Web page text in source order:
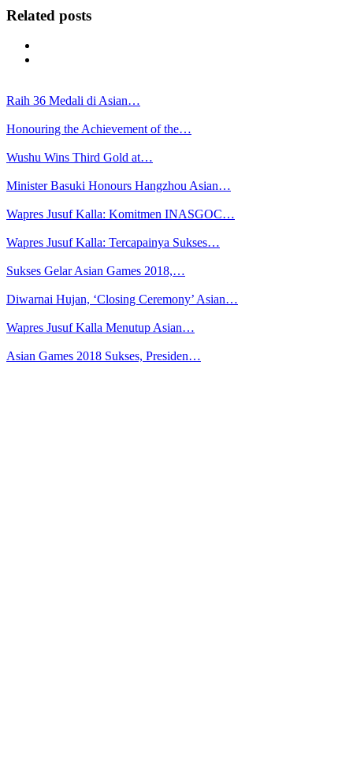
Related posts
Raih 36 Medali di Asian…
Honouring the Achievement of the…
Wushu Wins Third Gold at…
Minister Basuki Honours Hangzhou Asian…
Wapres Jusuf Kalla: Komitmen INASGOC…
Wapres Jusuf Kalla: Tercapainya Sukses…
Sukses Gelar Asian Games 2018,…
Diwarnai Hujan, ‘Closing Ceremony’ Asian…
Wapres Jusuf Kalla Menutup Asian…
Asian Games 2018 Sukses, Presiden…